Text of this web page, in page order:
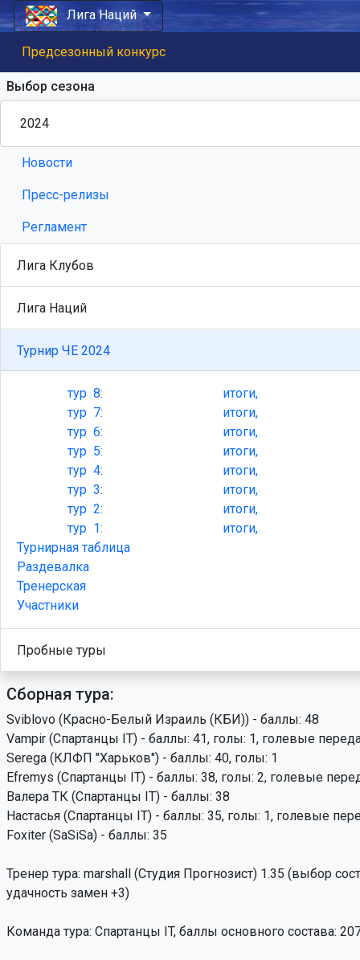
Лига Наций
Предсезонный конкурс
Выбор сезона
Новости
Пресс-релизы
Регламент
Лига Клубов
Лига Наций
Турнир ЧЕ 2024
тур8:
итоги,
тур7:
итоги,
тур6:
итоги,
тур5:
итоги,
тур4:
итоги,
тур3:
итоги,
тур2:
итоги,
тур1:
итоги,
Турнирная таблица
Раздевалка
Тренерская
Участники
Пробные туры
Сборная тура:
Sviblovo (Красно-Белый Израиль (КБИ)) - баллы: 48
Vampir (Спартанцы IT) - баллы: 41, голы: 1, голевые
Serega (КЛФП "Харьков") - баллы: 40, голы: 1
Efremys (Спартанцы IT) - баллы: 38, голы: 2, голевые
Валера ТК (Спартанцы IT) - баллы: 38
Настасья (Спартанцы IT) - баллы: 35, голы: 1, голевые
Foxiter (SaSiSa) - баллы: 35
Тренер тура: marshall (Студия Прогнозист) 1.35 (выбор
удачность замен +3)
Команда тура: Спартанцы IT, баллы основного состава: